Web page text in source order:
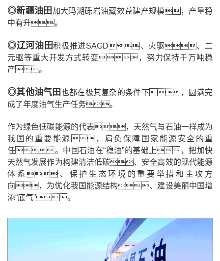
◎新疆油田 加大玛湖砾岩油藏效益建产规模，产量稳
中有升。
◎辽河油田积极推进SAGD、火驱、二
元驱等重大开发方式转变，努力保持千万吨稳
产。
◎其他油气田 也都在极其复杂的条件下，圆满完
成了年度油气生产任务。
作为绿色低碳能源的代表，天然气与石油一样成为
我国的重要能源，肩负保障国家能源安全的重
任。中国石油在“稳油”的基础上，把加快
天然气发展作为构建清洁低碳、安全高效的现代能源
体系、保护生态环境的重要举措和主攻方
向，为优化我国能源结构、建设美丽中国增
添“底气”。